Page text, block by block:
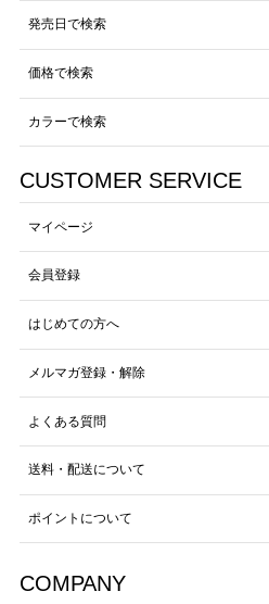
発売日で検索
価格で検索
カラーで検索
CUSTOMER SERVICE
マイページ
会員登録
はじめての方へ
メルマガ登録・解除
よくある質問
送料・配送について
ポイントについて
COMPANY